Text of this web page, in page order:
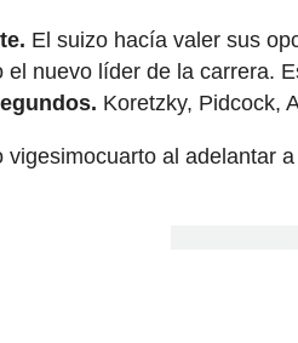
El suizo hacía valer sus
el nuevo líder de la carrera.
Koretzky, Pidcock,
vigesimocuarto al adelantar